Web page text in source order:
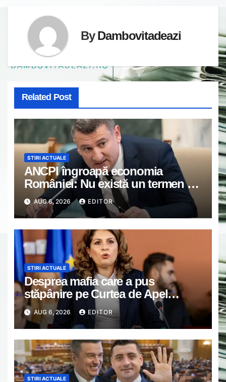
ByDambovitadeazi
Related Post
STIRI ACTUALE
ANCPI îngroapă economia
României: Nu există un termen de
reîncepere a activității
AUG 6, 2026 EDITOR
STIRI ACTUALE
Desprea mafia care a pus
stăpânire pe Curtea de Apel
București și cazul Negoiță: „Parcă
intenționat urmăresc să saboteze
și ultima fărâmă de încredere în
puterea judecătorească”
AUG 6, 2026 EDITOR
STIRI ACTUALE